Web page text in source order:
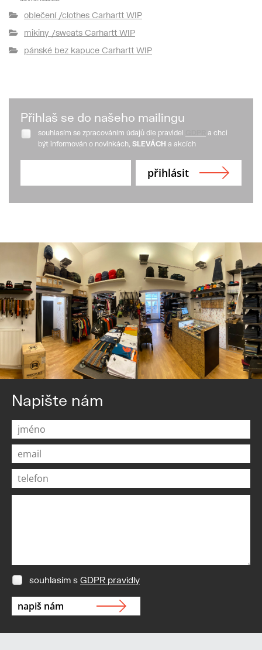
oblečení /clothes Carhartt WIP
mikiny /sweats Carhartt WIP
pánské bez kapuce Carhartt WIP
Přihlaš se do našeho mailingu
souhlasím se zpracováním údajů dle pravidel
a chci
být informován o novinkách, SLEVÁCH a akcích
Napište nám
souhlasím s GDPR pravidly